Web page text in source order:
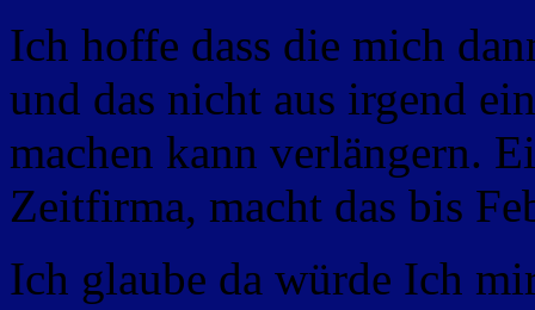
Ich hoffe dass die mich
und das nicht aus irgend
machen kann verlängern.
Zeitfirma, macht das bis
Ich glaube da würde Ich